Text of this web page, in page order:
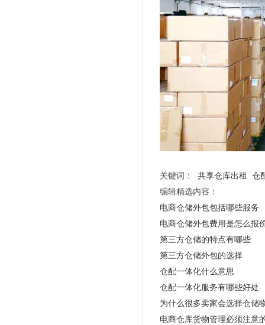
关键词： 共享仓库出租 仓
编辑精选内容：
电商仓储外包包括哪些服务
电商仓储外包费用是怎么报
第三方仓储的特点有哪些
第三方仓储外包的选择
仓配一体化什么意思
仓配一体化服务有哪些好处
为什么很多卖家会选择仓储
电商仓库货物管理必须注意